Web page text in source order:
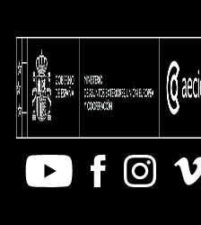
Youtube FacebookInstagram